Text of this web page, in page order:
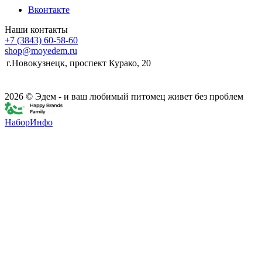
Вконтакте
Наши контакты
+7 (3843) 60-58-60
shop@moyedem.ru
г.Новокузнецк, проспект Курако, 20
2026 © Эдем - и ваш любимый питомец живет без проблем
НаборИнфо